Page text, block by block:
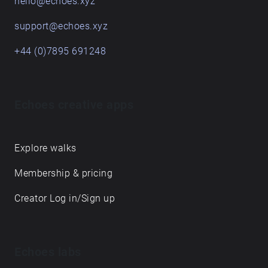
support@echoes.xyz
+44 (0)7895 691248
Explore walks
Membership & pricing
Creator Log in/Sign up